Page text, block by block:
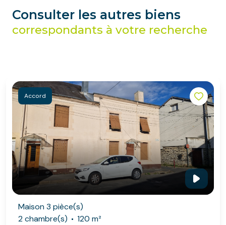
Consulter les autres biens
correspondants à votre recherche
Accord
Maison 3 pièce(s)
2 chambre(s)
120 m²